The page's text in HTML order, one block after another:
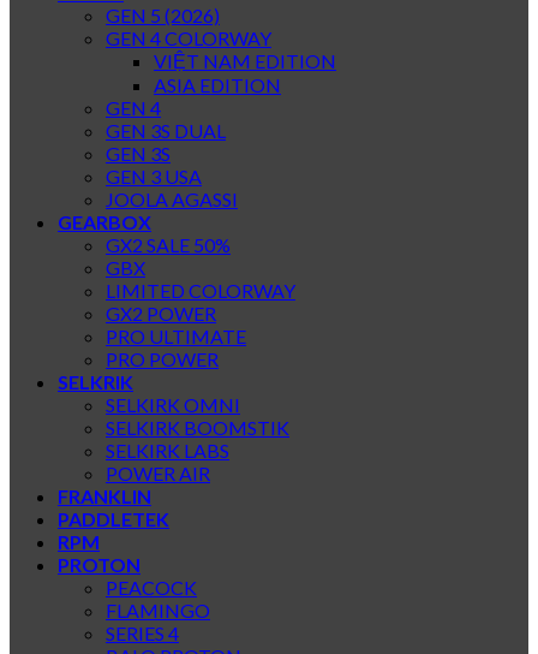
GEN 5 (2026)
GEN 4 COLORWAY
VIỆT NAM EDITION
ASIA EDITION
GEN 4
GEN 3S DUAL
GEN 3S
GEN 3 USA
JOOLA AGASSI
GEARBOX
GX2 SALE 50%
GBX
LIMITED COLORWAY
GX2 POWER
PRO ULTIMATE
PRO POWER
SELKRIK
SELKIRK OMNI
SELKIRK BOOMSTIK
SELKIRK LABS
POWER AIR
FRANKLIN
PADDLETEK
RPM
PROTON
PEACOCK
FLAMINGO
SERIES 4